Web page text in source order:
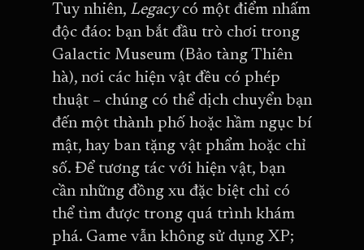
Tuy nhiên, Legacycó một điểm nhấm
độc đáo: bạn bắt đầu trò chơi trong
Galactic Museum (Bảo tàng Thiên
hà), nơi các hiện vật đều có phép
thuật – chúng có thể dịch chuyển bạn
đến một thành phố hoặc hầm ngục bí
mật, hay ban tặng vật phẩm hoặc chỉ
số. Để tương tác với hiện vật, bạn
cần những đồng xu đặc biệt chỉ có
thể tìm được trong quá trình khám
phá. Game vẫn không sử dụng XP;